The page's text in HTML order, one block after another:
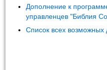
Дополнение к
управленцев "Библия
Список всех возможных